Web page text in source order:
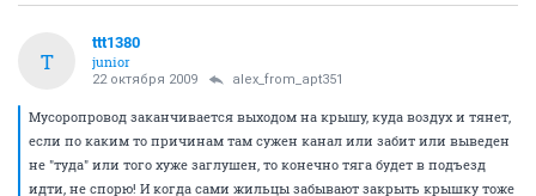
бы желание, а заварить проще всего! Но я за то,
чтобы мусор выносить в шортах и в тапочках.
C
condition
experienced
22 октября 2009 Valera50